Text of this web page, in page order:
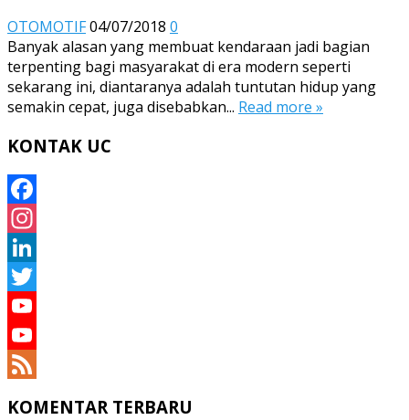
OTOMOTIF04/07/2018 0
Banyak alasan yang membuat kendaraan jadi bagian
terpenting bagi masyarakat di era modern seperti
sekarang ini, diantaranya adalah tuntutan hidup yang
semakin cepat, juga disebabkan... Read more »
KONTAK UC
Facebook
Instagram
LinkedIn
Twitter
YouTube
YouTube
KOMENTAR TERBARU